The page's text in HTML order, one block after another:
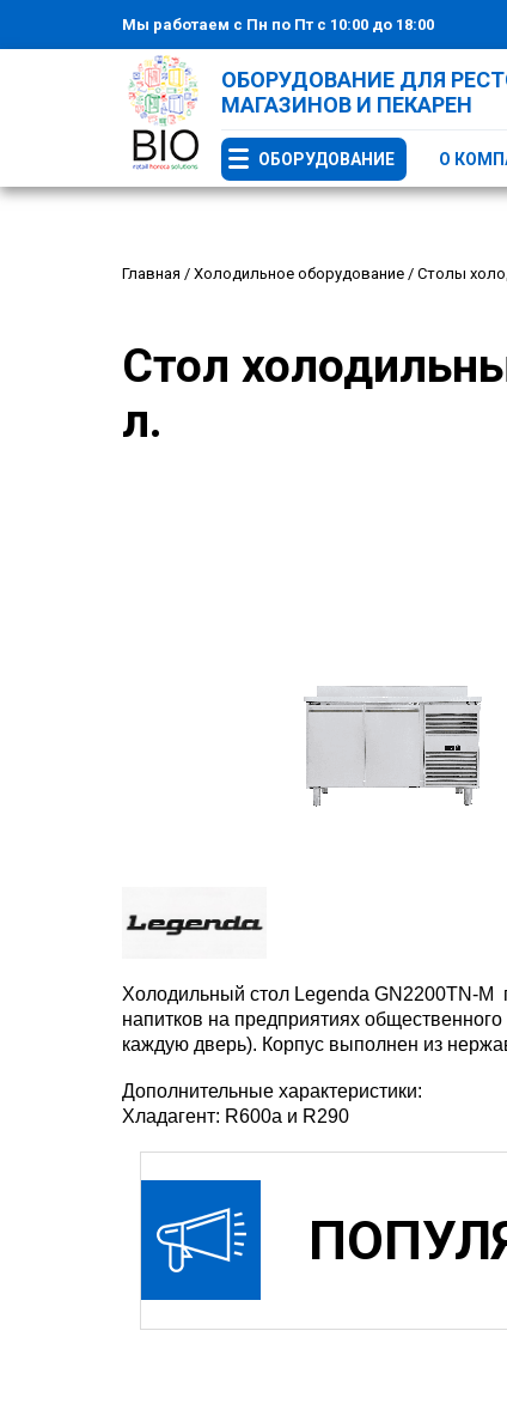
Мы работаем с Пн по Пт с 10:00 до 18:00
ОБОРУДОВАНИЕ ДЛЯ
МАГАЗИНОВ И ПЕКАРЕН
ОБОРУДОВАНИЕ О
Главная / Холодильное оборудование / Столы
Стол
л.
Холодильный стол Legenda GN2200TN-M
напитков на предприятиях
каждую дверь). Корпус выполнен из
Дополнительные характеристики:
Хладагент: R600a и R290